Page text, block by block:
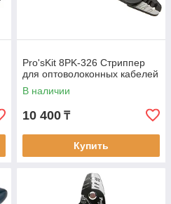
Pro'sKit 8PK-326 Стриппер
для оптоволоконных кабелей
В наличии
10 400 ₸
Купить